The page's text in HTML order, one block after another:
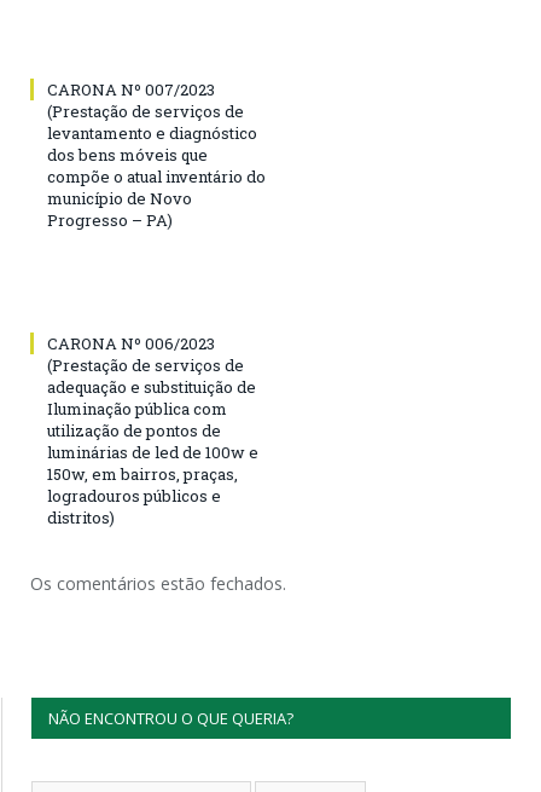
CARONA Nº 007/2023
(Prestação de serviços de
levantamento e diagnóstico
dos bens móveis que
compõe o atual inventário do
município de Novo
Progresso – PA)
CARONA Nº 006/2023
(Prestação de serviços de
adequação e substituição de
Iluminação pública com
utilização de pontos de
luminárias de led de 100w e
150w, em bairros, praças,
logradouros públicos e
distritos)
Os comentários estão fechados.
NÃO ENCONTROU O QUE QUERIA?